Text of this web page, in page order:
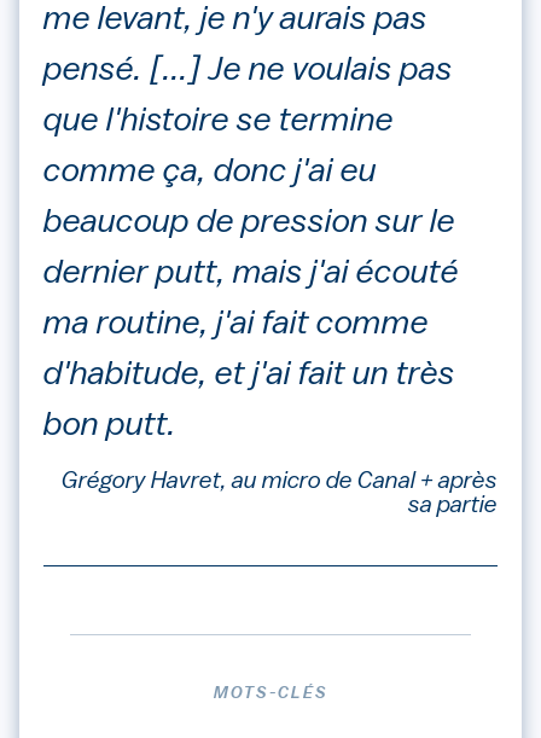
me levant, je n'y aurais pas
pensé. [...] Je ne voulais pas
que l'histoire se termine
comme ça, donc j'ai eu
beaucoup de pression sur le
dernier putt, mais j'ai écouté
ma routine, j'ai fait comme
d'habitude, et j'ai fait un très
bon putt.
Grégory Havret, au micro de Canal + après
sa partie
MOTS-CLÉS